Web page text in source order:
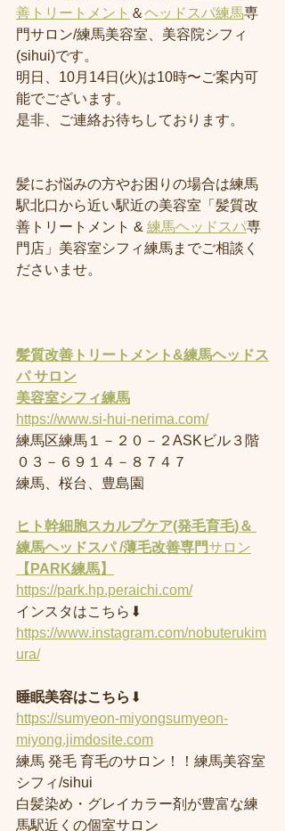
善トリートメント ＆ヘッドスパ練馬専
門サロン/練馬美容室、美容院シフィ
(sihui)です。
明日、10月14日(火)は10時〜ご案内可
能でございます。
是非、ご連絡お待ちしております。
髪にお悩みの方やお困りの場合は練馬
駅北口から近い駅近の美容室「髪質改
善トリートメント & 練馬ヘッドスパ専
門店」美容室シフィ練馬までご相談く
ださいませ。
髪質改善トリートメント&練馬ヘッドス
パ サロン
美容室シフィ練馬
https://www.si-hui-nerima.com/
練馬区練馬１－２０－２ASKビル３階
０３－６９１４－８７４７
練馬、桜台、豊島園
ヒト幹細胞スカルプケア(発毛育毛)＆
練馬ヘッドスパ /薄毛改善専門サロン
【PARK練馬】
https://park.hp.peraichi.com/
インスタはこちら⬇︎
https://www.instagram.com/nobuterukim
ura/
睡眠美容はこちら ⬇︎
https://sumyeon-miyongsumyeon-
miyong.jimdosite.com
練馬 発毛 育毛のサロン！！練馬美容室
シフィ/sihui
白髪染め・グレイカラー剤が豊富な練
馬駅近くの個室サロン